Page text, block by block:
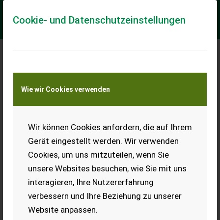
Cookie- und Datenschutzeinstellungen
Wie wir Cookies verwenden
Wir können Cookies anfordern, die auf Ihrem
Gerät eingestellt werden. Wir verwenden
Cookies, um uns mitzuteilen, wenn Sie
unsere Websites besuchen, wie Sie mit uns
interagieren, Ihre Nutzererfahrung
verbessern und Ihre Beziehung zu unserer
Website anpassen.
Meine Transportkostenanfrage
Transport von Land- und Baumaschinen –
KEINE Tiertransporte
Stroh
EUR 0